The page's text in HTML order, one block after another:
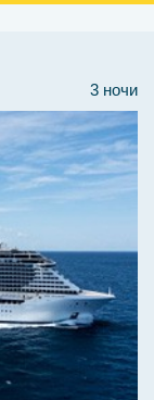
3 ночи